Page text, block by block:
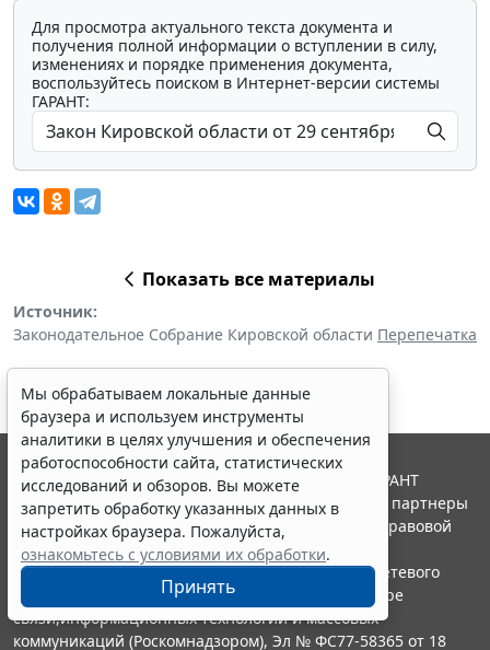
Для просмотра актуального текста документа и
получения полной информации о вступлении в силу,
изменениях и порядке применения документа,
воспользуйтесь поиском в Интернет-версии системы
ГАРАНТ:
Показать все материалы
Источник:
Законодательное Собрание Кировской области Перепечатка
Мы обрабатываем локальные данные
браузера и используем инструменты
аналитики в целях улучшения и обеспечения
работоспособности сайта, статистических
исследований и обзоров. Вы можете
запретить обработку указанных данных в
настройках браузера. Пожалуйста,
ознакомьтесь с условиями их обработки.
Принять
© ООО "НПП "ГАРАНТ-СЕРВИС", 2026. Система ГАРАНТ
выпускается с 1990 года. Компания "Гарант" и ее партнеры
являются участниками Российской ассоциации правовой
информации ГАРАНТ.
Портал ГАРАНТ.РУ зарегистрирован в качестве сетевого
издания Федеральной службой по надзору в сфере
связи,информационных технологий и массовых
коммуникаций (Роскомнадзором), Эл № ФС77-58365 от 18